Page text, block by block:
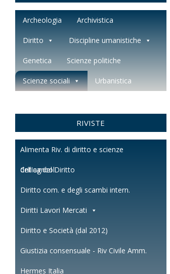
Archeologia Archivistica
Diritto Discipline umanistiche
Genetica Scienze politiche
Scienze sociali Urbanistica
RIVISTE
Alimenta Riv. di diritto e scienze
dell'agricol.
Critica del Diritto
Diritto com. e degli scambi intern.
Diritti Lavori Mercati
Diritto e Società (dal 2012)
Giustizia consensuale - Riv Civile Amm.
Hermes Italia